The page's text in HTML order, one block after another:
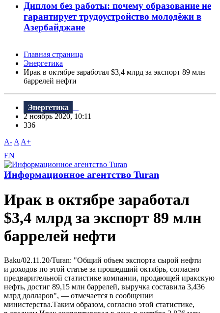
Диплом без работы: почему образование не
гарантирует трудоустройство молодёжи в
Азербайджане
Главная страница
Энергетика
Ирак в октябре заработал $3,4 млрд за экспорт 89 млн
баррелей нефти
Энергетика
2 ноябрь 2020, 10:11
336
A- A A+
EN
Информационное агентство Turan
Ирак в октябре заработал
$3,4 млрд за экспорт 89 млн
баррелей нефти
Baku/02.11.20/Turan: "Общий объем экспорта сырой нефти
и доходов по этой статье за прошедший октябрь, согласно
предварительной статистике компании, продающей иракскую
нефть, достиг 89,15 млн баррелей, выручка составила 3,436
млрд долларов", — отмечается в сообщении
министерства.Таким образом, согласно этой статистике,